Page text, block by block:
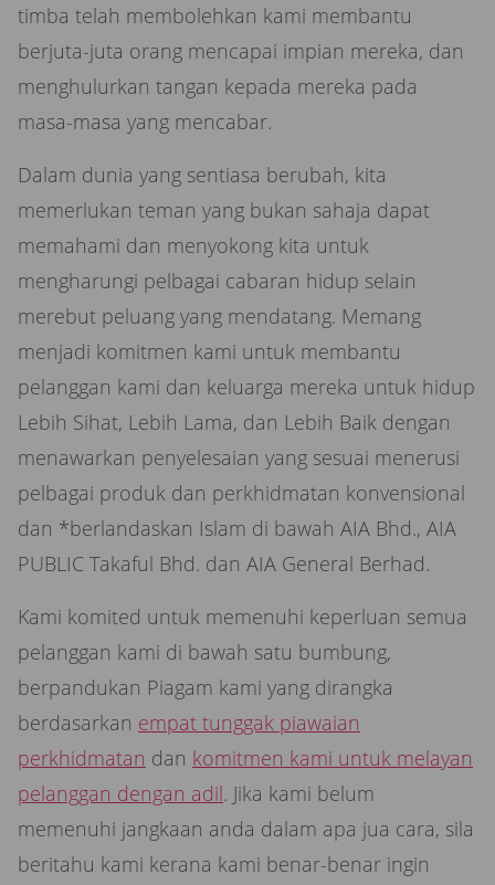
timba telah membolehkan kami membantu
berjuta-juta orang mencapai impian mereka, dan
menghulurkan tangan kepada mereka pada
masa-masa yang mencabar.
Dalam dunia yang sentiasa berubah, kita
memerlukan teman yang bukan sahaja dapat
memahami dan menyokong kita untuk
mengharungi pelbagai cabaran hidup selain
merebut peluang yang mendatang. Memang
menjadi komitmen kami untuk membantu
pelanggan kami dan keluarga mereka untuk hidup
Lebih Sihat, Lebih Lama, dan Lebih Baik dengan
menawarkan penyelesaian yang sesuai menerusi
pelbagai produk dan perkhidmatan konvensional
dan *berlandaskan Islam di bawah AIA Bhd., AIA
PUBLIC Takaful Bhd. dan AIA General Berhad.
Kami komited untuk memenuhi keperluan semua
pelanggan kami di bawah satu bumbung,
berpandukan Piagam kami yang dirangka
berdasarkan empat tunggak piawaian
perkhidmatan dan komitmen kami untuk melayan
pelanggan dengan adil. Jika kami belum
memenuhi jangkaan anda dalam apa jua cara, sila
beritahu kami kerana kami benar-benar ingin